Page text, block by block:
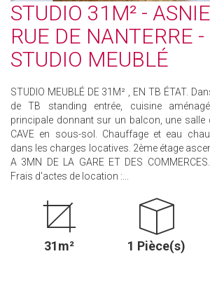
STUDIO 31M² -
RUE DE NANTERRE -
STUDIO MEUBLÉ
STUDIO MEUBLÉ DE 31M² , EN TB ÉTAT.
de TB standing entrée, cuisine
principale donnant sur un balcon, une salle
CAVE en sous-sol. Chauffage et eau
dans les charges locatives. 2ème étage
A 3MN DE LA GARE ET DES
Frais d'actes de location :...
31m² 1 Pièce(s)